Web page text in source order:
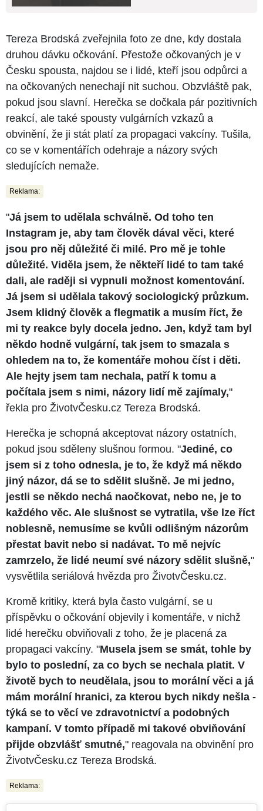
Tereza Brodská zveřejnila foto ze dne, kdy dostala
druhou dávku očkování. Přestože očkovaných je v
Česku spousta, najdou se i lidé, kteří jsou odpůrci a
na očkovaných nenechají nit suchou. Obzvláště pak,
pokud jsou slavní. Herečka se dočkala pár pozitivních
reakcí, ale také spousty vulgárních vzkazů a
obvinění, že ji stát platí za propagaci vakcíny. Tušila,
co se v komentářích odehraje a názory svých
sledujících nemaže.
Reklama:
"Já jsem to udělala schválně. Od toho ten
Instagram je, aby tam člověk dával věci, které
jsou pro něj důležité či milé. Pro mě je tohle
důležité. Viděla jsem, že někteří lidé to tam také
dali, ale raději si vypnuli možnost komentování.
Já jsem si udělala takový sociologický průzkum.
Jsem klidný člověk a flegmatik a musím říct, že
mi ty reakce byly docela jedno. Jen, když tam byl
někdo hodně vulgární, tak jsem to smazala s
ohledem na to, že komentáře mohou číst i děti.
Ale hejty jsem tam nechala, patří k tomu a
počítala jsem s nimi, názory lidí mě zajímaly,"
řekla pro ŽivotvČesku.cz Tereza Brodská.
Herečka je schopná akceptovat názory ostatních,
pokud jsou sděleny slušnou formou. "Jediné, co
jsem si z toho odnesla, je to, že když má někdo
jiný názor, dá se to sdělit slušně. Je mi jedno,
jestli se někdo nechá naočkovat, nebo ne, je to
každého věc. Ale slušnost se vytratila, vše lze říct
noblesně, nemusíme se kvůli odlišným názorům
přestat bavit nebo si nadávat. To mě nejvíc
zamrzelo, že lidé neumí své názory sdělit slušně,"
vysvětlila seriálová hvězda pro ŽivotvČesku.cz.
Kromě kritiky, která byla často vulgární, se u
příspěvku o očkování objevily i komentáře, v nichž
lidé herečku obviňovali z toho, že je placená za
propagaci vakcíny. "Musela jsem se smát, tohle by
bylo to poslední, za co bych se nechala platit. V
životě bych to neudělala, jsou to morální věci a já
mám morální hranici, za kterou bych nikdy nešla -
týká se to věcí ve zdravotnictví a podobných
kampaní. V tomto případě mi takové obviňování
přijde obzvlášť smutné," reagovala na obvinění pro
ŽivotvČesku.cz Tereza Brodská.
Reklama: